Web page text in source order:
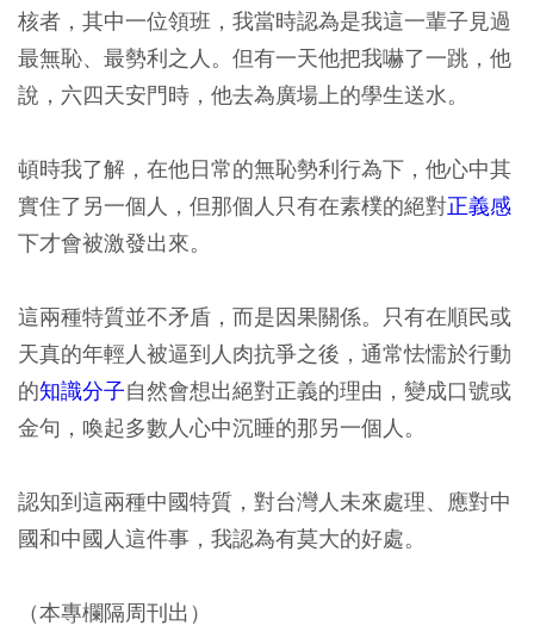
核者，其中一位領班，我當時認為是我這一輩子見過
最無恥、最勢利之人。但有一天他把我嚇了一跳，他
說，六四天安門時，他去為廣場上的學生送水。
頓時我了解，在他日常的無恥勢利行為下，他心中其
實住了另一個人，但那個人只有在素樸的絕對正義感
下才會被激發出來。
這兩種特質並不矛盾，而是因果關係。只有在順民或
天真的年輕人被逼到人肉抗爭之後，通常怯懦於行動
的知識分子自然會想出絕對正義的理由，變成口號或
金句，喚起多數人心中沉睡的那另一個人。
認知到這兩種中國特質，對台灣人未來處理、應對中
國和中國人這件事，我認為有莫大的好處。
（本專欄隔周刊出）